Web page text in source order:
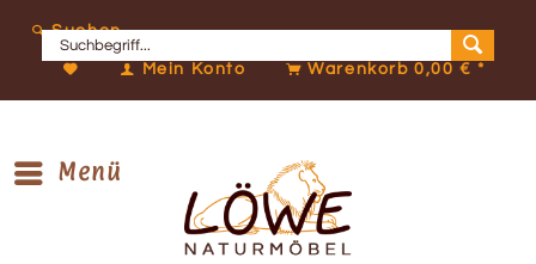
Suchen
Mein Konto Warenkorb0,00 € *
Menü